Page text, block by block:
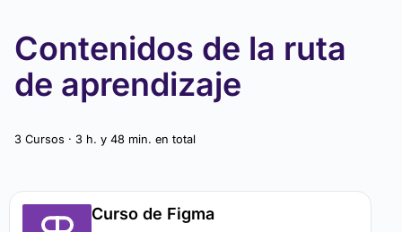
Contenidos de la ruta
de aprendizaje
3 Cursos · 3 h. y 48 min. en total
Curso de Figma